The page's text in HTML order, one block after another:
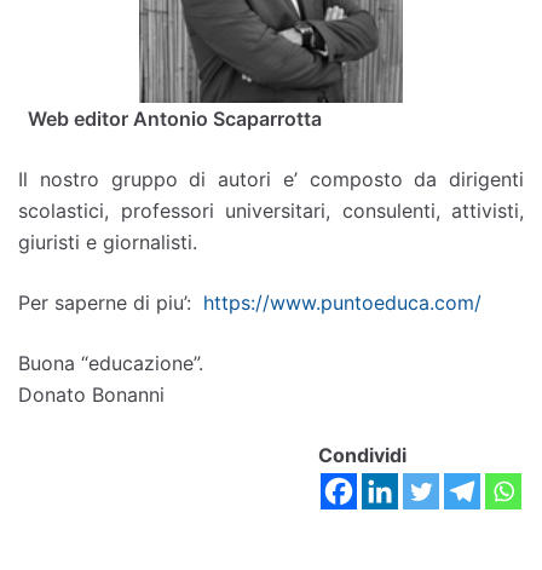
Web editor Antonio Scaparrotta
Il nostro gruppo di autori e’ composto da dirigenti
scolastici, professori universitari, consulenti, attivisti,
giuristi e giornalisti.
Per saperne di piu’: https://www.puntoeduca.com/
Buona “educazione”.
Donato Bonanni
Condividi